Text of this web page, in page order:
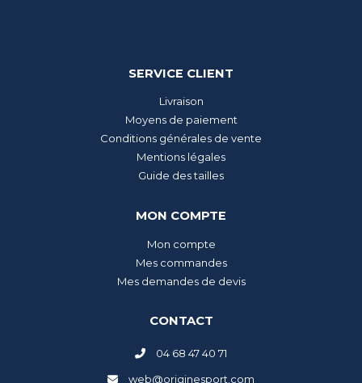
SERVICE CLIENT
Livraison
Moyens de paiement
Conditions générales de vente
Mentions légales
Guide des tailles
MON COMPTE
Mon compte
Mes commandes
Mes demandes de devis
CONTACT
04 68 47 40 71
web@originesport.com